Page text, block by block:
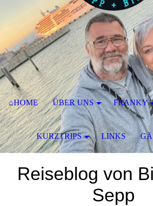
Reiseblog von
Sepp
⌂HOME ÜBER UNS FRANKY
KURZTRIPS LINKS